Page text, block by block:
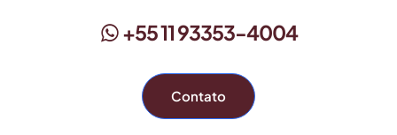
+55 11 93353-4004
Contato